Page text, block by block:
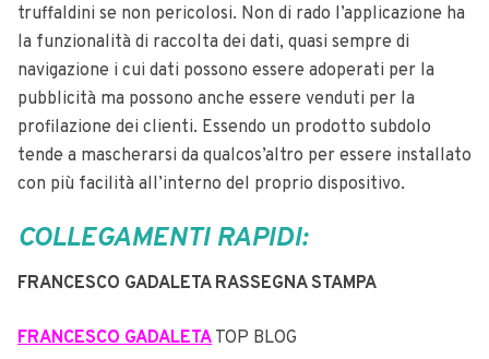
truffaldini se non pericolosi. Non di rado l’applicazione ha
la funzionalità di raccolta dei dati, quasi sempre di
navigazione i cui dati possono essere adoperati per la
pubblicità ma possono anche essere venduti per la
profilazione dei clienti. Essendo un prodotto subdolo
tende a mascherarsi da qualcos’altro per essere installato
con più facilità all’interno del proprio dispositivo.
COLLEGAMENTI RAPIDI:
FRANCESCO GADALETA RASSEGNA STAMPA
FRANCESCO GADALETA TOP BLOG